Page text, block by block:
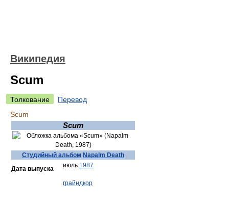
Википедия
Scum
Толкование
Перевод
Scum
Scum
Студийный альбом Napalm Death
Дата выпуска
июль 1987
грайндкор